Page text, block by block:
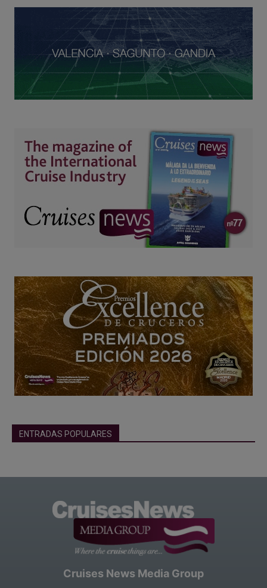
ENTRADAS POPULARES
Cruises News Media Group